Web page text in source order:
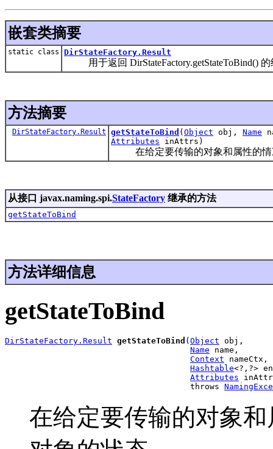
嵌套类摘要
static class DirStateFactory.Result
用于返回 DirStateFactory.getStateToBind()
方法摘要
DirStateFactory.Result getStateToBind ( Object obj, Name
Attributes inAttrs)
在给定要传输的对象和属性的情
从接口 javax.naming.spi.StateFactory 继承的方法
getStateToBind
方法详细信息
getStateToBind
DirStateFactory.Result getStateToBind ( Object obj,
Name name,
Context nameCtx,
Hashtable<?,?>
Attributes
                                      throws
在给定要传输的对象